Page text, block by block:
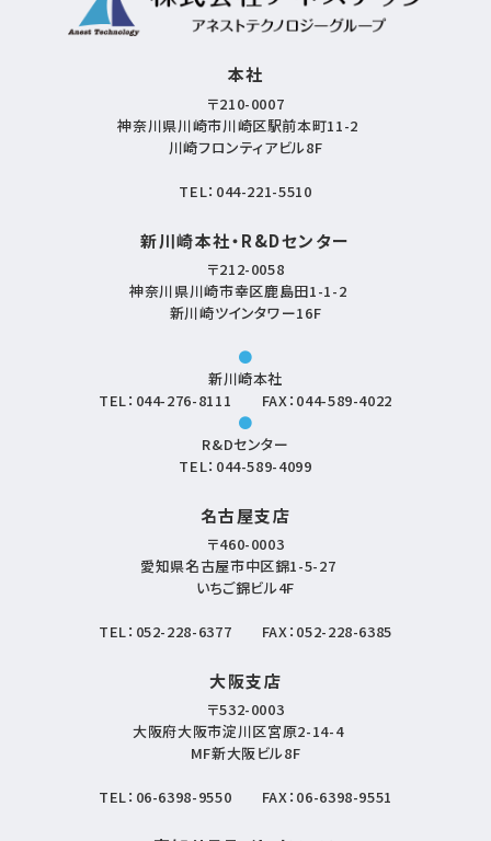
本社
〒210-0007
神奈川県川崎市川崎区駅前本町11-2
川崎フロンティアビル8F
TEL： 044-221-5510
新川崎本社・R&Dセンター
〒212-0058
神奈川県川崎市幸区鹿島田1-1-2
新川崎ツインタワー16F
●
新川崎本社
TEL： 044-276-8111 FAX：044-589-4022
●
R&Dセンター
TEL： 044-589-4099
名古屋支店
〒460-0003
愛知県名古屋市中区錦1-5-27
いちご錦ビル4F
TEL： 052-228-6377 FAX：052-228-6385
大阪支店
〒532-0003
大阪府大阪市淀川区宮原2-14-4
MF新大阪ビル8F
TEL： 06-6398-9550 FAX：06-6398-9551